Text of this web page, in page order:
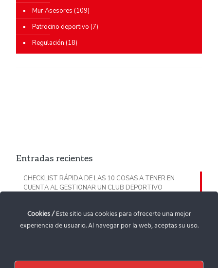
Mur Asesores (109)
Patrocino deportivo (7)
Regulación (18)
Entradas recientes
CHECKLIST RÁPIDA DE LAS 10 COSAS A TENER EN
CUENTA AL GESTIONAR UN CLUB DEPORTIVO
CHECKLIST PROTECCIÓN DE MENORES: TODO LO QUE
TIENES QUE TENER EN CUENTA EN TU CLUB DEPORTIVO
Cookies /Este sitio usa cookies para ofrecerte una mejor
experiencia de usuario. Al navegar por la web, aceptas su uso.